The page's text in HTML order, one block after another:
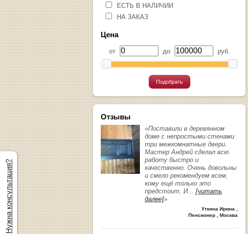
ЕСТЬ В НАЛИЧИИ
НА ЗАКАЗ
Цена
от до руб.
Подобрать
Отзывы
«Поставили в деревянном
доме с непростыми стенами
три межкомнатные двери.
Мастер Андрей сделал всю
работу быстро и
качественно. Очень довольны
и смело рекомендуем всем,
кому ещё только это
предстоит. И... [читать
далее]»
Уткина Ирина ,
Пенсионер , Москва
Нужна консультация?